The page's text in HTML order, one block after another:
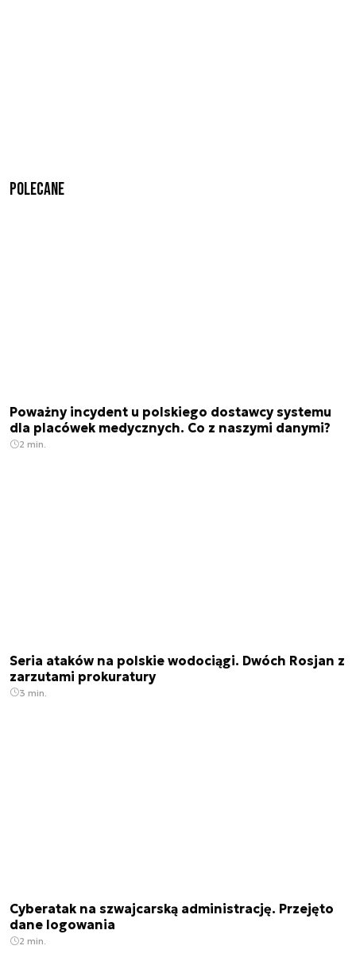
Polecane
Poważny incydent u polskiego dostawcy systemu
dla placówek medycznych. Co z naszymi danymi?
2 min.
Seria ataków na polskie wodociągi. Dwóch Rosjan z
zarzutami prokuratury
3 min.
Cyberatak na szwajcarską administrację. Przejęto
dane logowania
2 min.